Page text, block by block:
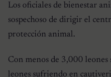
Los oficiales de bienestar
sospechoso de dirigir el
protección animal.
Con menos de 3,000 leones
leones sufriendo en